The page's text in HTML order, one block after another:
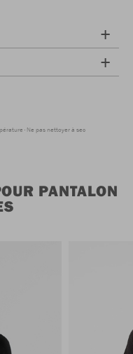
Ne pas nettoyer à sec
PANTALON